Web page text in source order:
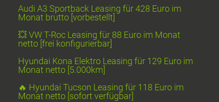
Audi A3 Sportback Leasing für 428 Euro im
Monat brutto [vorbestellt]
💥 VW T-Roc Leasing für 88 Euro im Monat
netto [frei konfigurierbar]
Hyundai Kona Elektro Leasing für 129 Euro im
Monat netto [5.000km]
🔥 Hyundai Tucson Leasing für 118 Euro im
Monat netto [sofort verfügbar]